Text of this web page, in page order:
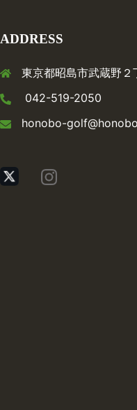
ADDRESS
東京都昭島市武蔵野
042-519-2050
honobo-